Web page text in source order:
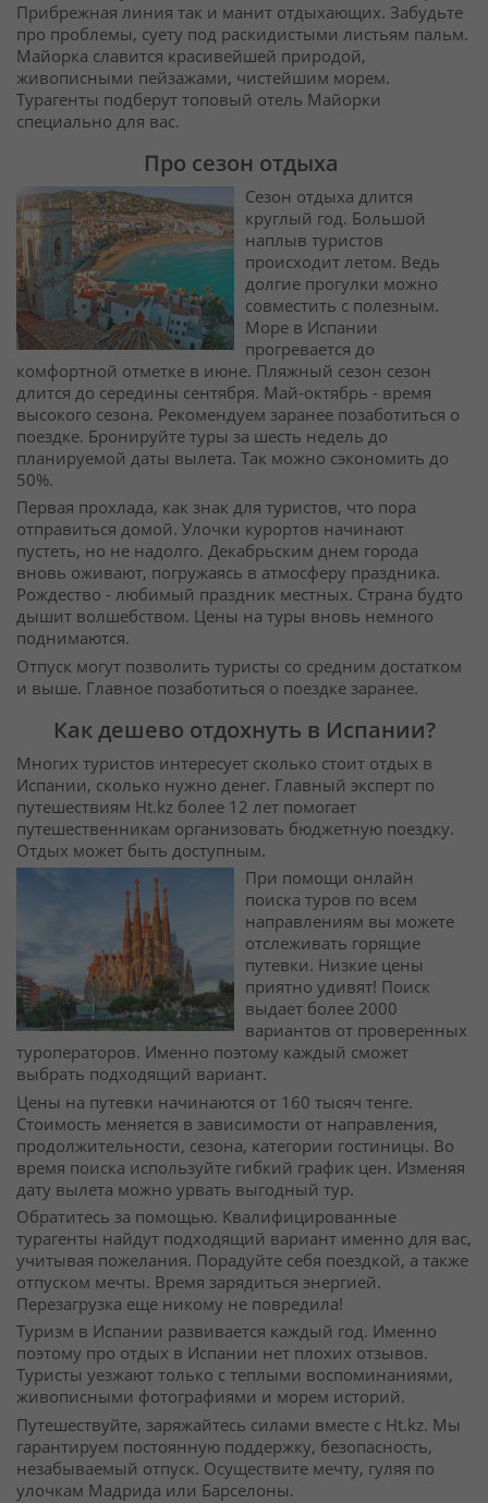
Прибрежная линия так и манит отдыхающих. Забудьте
про проблемы, суету под раскидистыми листьям пальм.
Майорка славится красивейшей природой,
живописными пейзажами, чистейшим морем.
Турагенты подберут топовый отель Майорки
специально для вас.
Про сезон отдыха
Сезон отдыха длится
круглый год. Большой
наплыв туристов
происходит летом. Ведь
долгие прогулки можно
совместить с полезным.
Море в Испании
прогревается до
комфортной отметке в июне. Пляжный сезон сезон
длится до середины сентября. Май-октябрь - время
высокого сезона. Рекомендуем заранее позаботиться о
поездке. Бронируйте туры за шесть недель до
планируемой даты вылета. Так можно сэкономить до
50%.
Первая прохлада, как знак для туристов, что пора
отправиться домой. Улочки курортов начинают
пустеть, но не надолго. Декабрьским днем города
вновь оживают, погружаясь в атмосферу праздника.
Рождество - любимый праздник местных. Страна будто
дышит волшебством. Цены на туры вновь немного
поднимаются.
Отпуск могут позволить туристы со средним достатком
и выше. Главное позаботиться о поездке заранее.
Как дешево отдохнуть в Испании?
Многих туристов интересует сколько стоит отдых в
Испании, сколько нужно денег. Главный эксперт по
путешествиям Ht.kz более 12 лет помогает
путешественникам организовать бюджетную поездку.
Отдых может быть доступным.
При помощи онлайн
поиска туров по всем
направлениям вы можете
отслеживать горящие
путевки. Низкие цены
приятно удивят! Поиск
выдает более 2000
вариантов от проверенных
туроператоров. Именно поэтому каждый сможет
выбрать подходящий вариант.
Цены на путевки начинаются от 160 тысяч тенге.
Стоимость меняется в зависимости от направления,
продолжительности, сезона, категории гостиницы. Во
время поиска используйте гибкий график цен. Изменяя
дату вылета можно урвать выгодный тур.
Обратитесь за помощью. Квалифицированные
турагенты найдут подходящий вариант именно для вас,
учитывая пожелания. Порадуйте себя поездкой, а также
отпуском мечты. Время зарядиться энергией.
Перезагрузка еще никому не повредила!
Туризм в Испании развивается каждый год. Именно
поэтому про отдых в Испании нет плохих отзывов.
Туристы уезжают только с теплыми воспоминаниями,
живописными фотографиями и морем историй.
Путешествуйте, заряжайтесь силами вместе с Ht.kz. Мы
гарантируем постоянную поддержку, безопасность,
незабываемый отпуск. Осуществите мечту, гуляя по
улочкам Мадрида или Барселоны.